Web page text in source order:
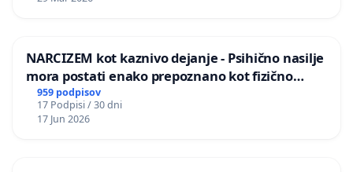
NARCIZEM kot kaznivo dejanje - Psihično nasilje
mora postati enako prepoznano kot fizično
nasilje
959 podpisov
17 Podpisi / 30 dni
17 Jun 2026